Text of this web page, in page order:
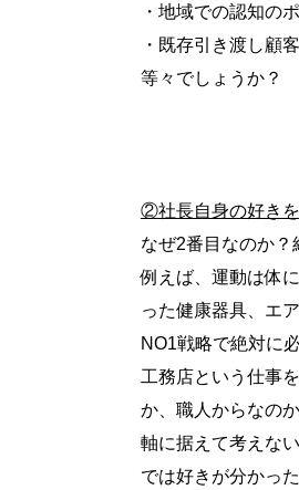
・地域での認知の
・既存引き渡し顧
等々でしょうか？
②社長自身の好き
なぜ2番目なのか？
例えば、運動は体
った健康器具、エ
NO1戦略で絶対に
工務店という仕事
か、職人からなの
軸に据えて考えな
では好きが分かっ